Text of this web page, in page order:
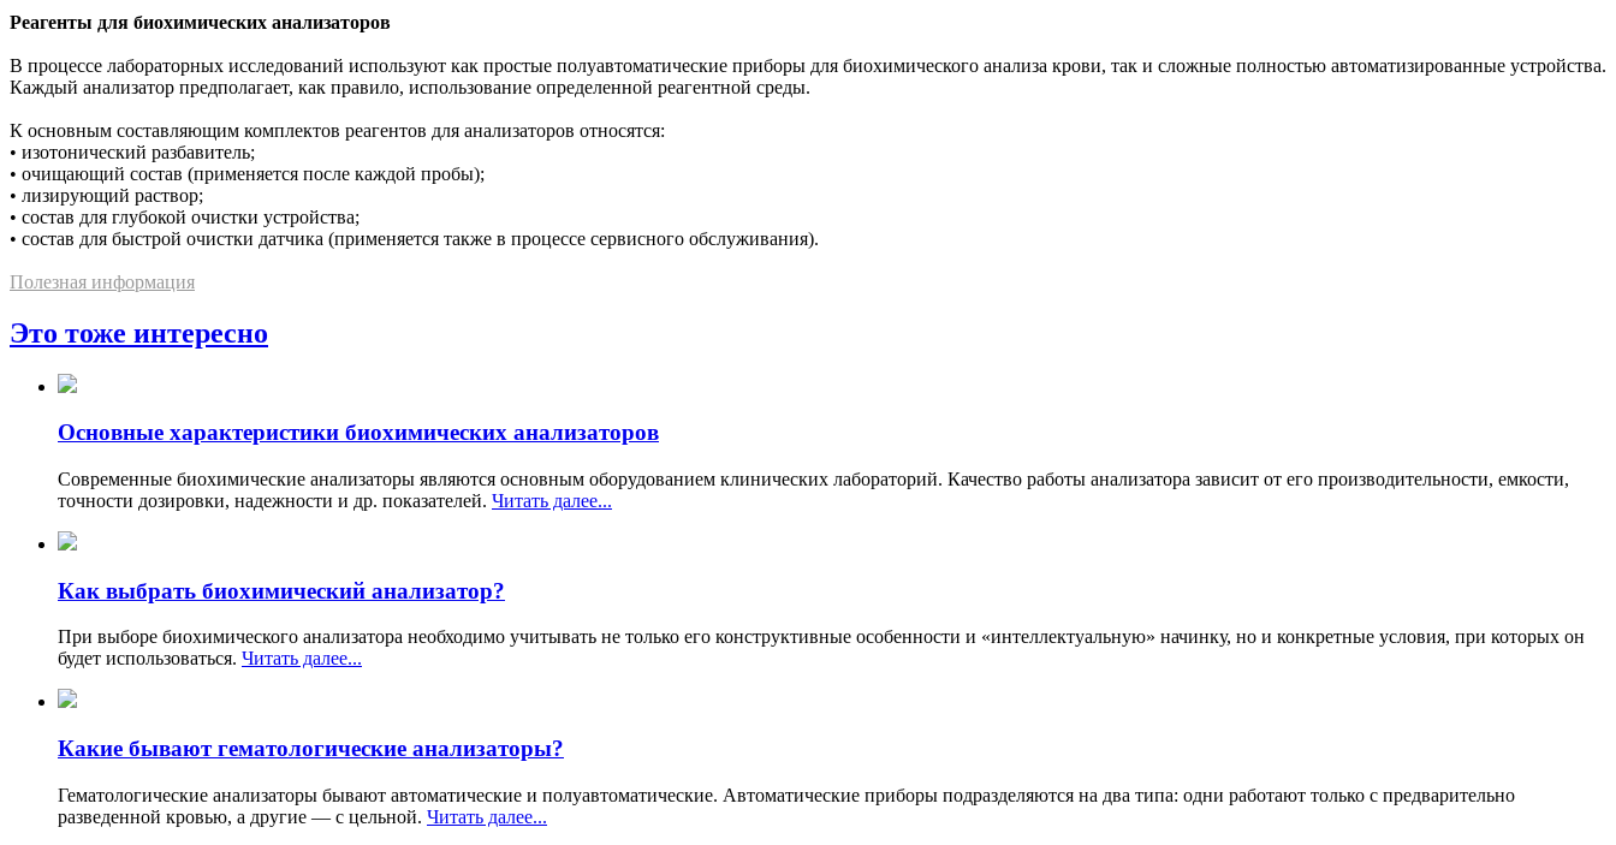
Реагенты для биохимических анализаторов
В процессе лабораторных исследований используют как простые полуавтоматические приборы для биохимического анализа крови, так и сложные полностью автоматизированные устройства.
Каждый анализатор предполагает, как правило, использование определенной реагентной среды.
К основным составляющим комплектов реагентов для анализаторов относятся:
• изотонический разбавитель;
• очищающий состав (применяется после каждой пробы);
• лизирующий раствор;
• состав для глубокой очистки устройства;
• состав для быстрой очистки датчика (применяется также в процессе сервисного обслуживания).
Полезная информация
Это тоже интересно
Основные характеристики биохимических анализаторов
Современные биохимические анализаторы являются основным оборудованием клинических лабораторий. Качество работы анализатора зависит от его производительности, емкости,
точности дозировки, надежности и др. показателей. Читать далее...
Как выбрать биохимический анализатор?
При выборе биохимического анализатора необходимо учитывать не только его конструктивные особенности и «интеллектуальную» начинку, но и конкретные условия, при которых он
будет использоваться. Читать далее...
Какие бывают гематологические анализаторы?
Гематологические анализаторы бывают автоматические и полуавтоматические. Автоматические приборы подразделяются на два типа: одни работают только с предварительно
разведенной кровью, а другие — с цельной. Читать далее...